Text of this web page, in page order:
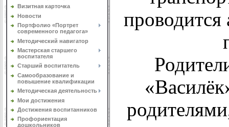
Визитная карточка
Новости
Портфолио «Портрет
современного педагога»
Методический навигатор
Мастерская старшего
воспитателя
Старший воспитатель
Самообразование и
повышение квалификации
Методическая деятельность
Мои достижения
Достижения воспитанников
Профориентация
дошкольников
проводится